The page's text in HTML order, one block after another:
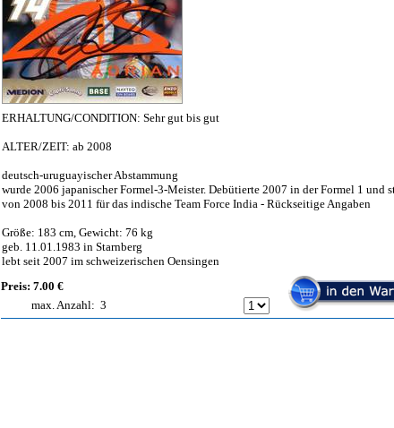
ERHALTUNG/CONDITION: Sehr gut bis gut
ALTER/ZEIT: ab 2008
deutsch-uruguayischer Abstammung
wurde 2006 japanischer Formel-3-Meister. Debütierte 2007 in der Formel 1 und
von 2008 bis 2011 für das indische Team Force India - Rückseitige Angaben
Größe: 183 cm, Gewicht: 76 kg
geb. 11.01.1983 in Starnberg
lebt seit 2007 im schweizerischen Oensingen
Preis: 7.00 €
max. Anzahl: 3